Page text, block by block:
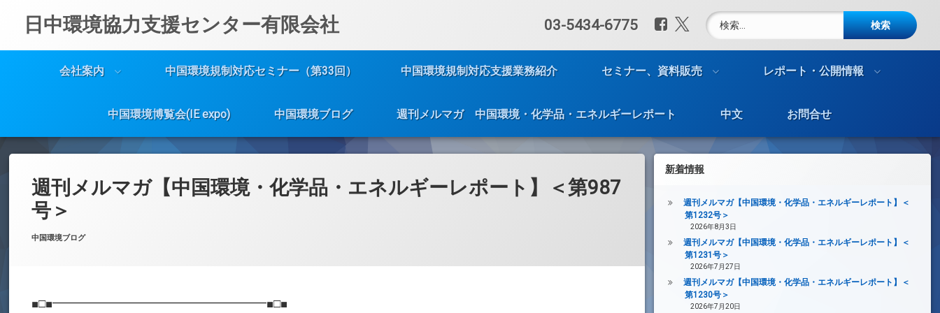
日中環境協力支援センター有限会社 電話番号:
03-5434-6775 Facebook
X.com
検索:
会社案内 中国環境規制対応セミナー（第33回） 中国環境規制対応支援業務紹介 セミナー、資料販売 レポート・公開情報
中国環境博覧会(IE expo) 中国環境ブログ 週刊メルマガ 中国環境・化学品・エネルギーレポート 中文 お問合せ
週刊メルマガ【中国環境・化学品・エネルギーレポート】＜第987
号＞
Posted on 2021年11月22日
Updated on 2021年11月22日
byw059105
カテゴリー:
中国環境ブログ
■□■━━━━━━━━━━━━━━━━━━■□■
新着情報
週刊メルマガ【中国環境・化学品・エネルギーレポート】＜
第1232号＞
2026年8月3日
週刊メルマガ【中国環境・化学品・エネルギーレポート】＜
第1231号＞
2026年7月27日
週刊メルマガ【中国環境・化学品・エネルギーレポート】＜
第1230号＞
2026年7月20日